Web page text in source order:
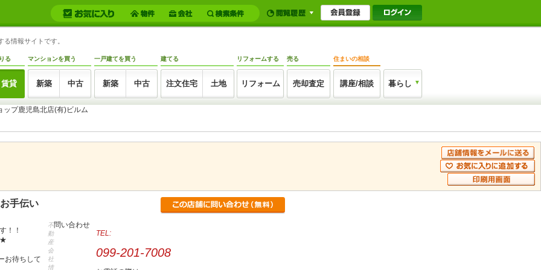
情報サイトです。
る
賃貸
マンションを買う
新築 中古
一戸建てを買う
新築 中古
建てる
注文住宅 土地
リフォームする
リフォーム
売る
売却査定
住まいの相談
講座/相談 暮らし
ップ鹿児島北店(有)ビルム
手伝い
！！
お待ちして
問い合わせ
TEL:
099-201-7008
不
動
産
会
社
情